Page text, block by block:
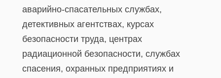
аварийно-спасательных службах,
детективных агентствах, курсах
безопасности труда, центрах
радиационной безопасности, службах
спасения, охранных предприятиях и